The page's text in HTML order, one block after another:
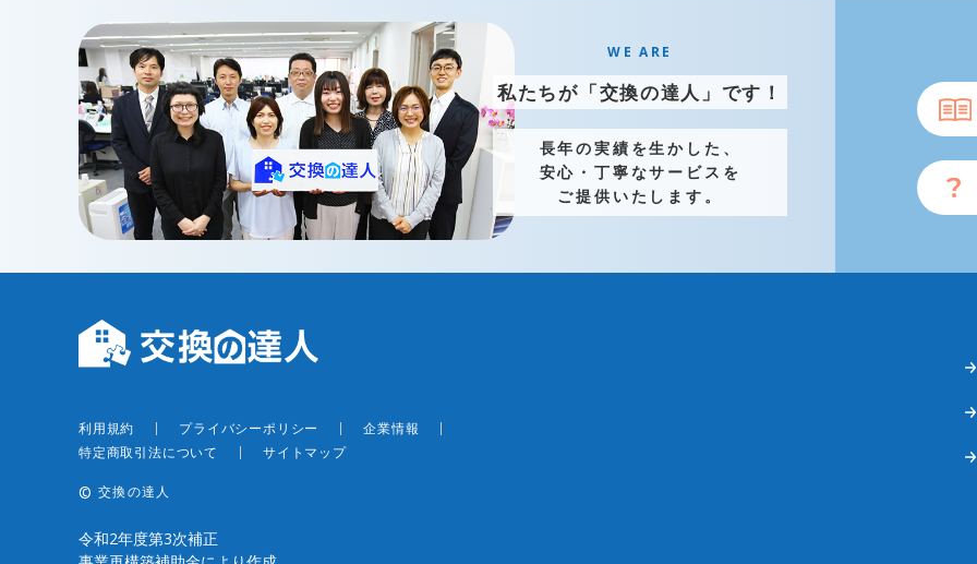
WE ARE
私たちが「交換の達人」です！
長年の実績を生かした、
安心・丁寧なサービスを
ご提供いたします。
利用規約 プライバシーポリシー
企業情報
特定商取引法について
サイトマップ
©︎ 交換の達人
令和2年度第3次補正
便座の蓋の裏側に記載されています。
本体もしくはシールに、品番・ガスの種類が記載されています。